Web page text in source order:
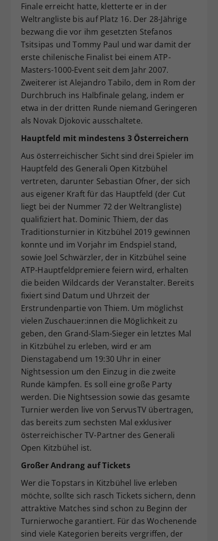
Finale erreicht hatte, kletterte er in der
Weltrangliste bis auf Platz 16. Der 28-Jährige
bezwang die vor ihm gesetzten Stefanos
Tsitsipas und Tommy Paul und war damit der
erste chilenische Finalist bei einem ATP-
Masters-1000-Event seit dem Jahr 2007.
Zweiterer ist Alejandro Tabilo, dem in Rom der
Durchbruch ins Halbfinale gelang, indem er
etwa in der dritten Runde niemand Geringeren
als Novak Djokovic ausschaltete.
Hauptfeld mit mindestens 3 Österreichern
Aus österreichischer Sicht sind drei Spieler im
Hauptfeld des Generali Open Kitzbühel
vertreten, darunter Sebastian Ofner, der sich
aus eigener Kraft für das Hauptfeld (der Cut
liegt bei der Nummer 72 der Weltrangliste)
qualifiziert hat. Dominic Thiem, der das
Traditionsturnier in Kitzbühel 2019 gewinnen
konnte und im Vorjahr im Endspiel stand,
sowie Joel Schwärzler, der in Kitzbühel seine
ATP-Hauptfeldpremiere feiern wird, erhalten
die beiden Wildcards der Veranstalter. Bereits
fixiert sind Datum und Uhrzeit der
Erstrundenpartie von Thiem. Um möglichst
vielen Zuschauer:innen die Möglichkeit zu
geben, den Grand-Slam-Sieger ein letztes Mal
in Kitzbühel zu erleben, wird er am
Dienstagabend um 19:30 Uhr in einer
Nightsession um den Einzug in die zweite
Runde kämpfen. Es soll eine große Party
werden. Die Nightsession sowie das gesamte
Turnier werden live von ServusTV übertragen,
das bereits zum sechsten Mal exklusiver
österreichischer TV-Partner des Generali
Open Kitzbühel ist.
Großer Andrang auf Tickets
Wer die Topstars in Kitzbühel live erleben
möchte, sollte sich rasch Tickets sichern, denn
attraktive Matches sind schon zu Beginn der
Turnierwoche garantiert. Für das Wochenende
sind viele Kategorien bereits vergriffen, der